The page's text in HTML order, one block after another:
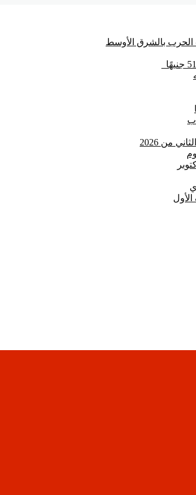
الحرب بالشرق الأوسط